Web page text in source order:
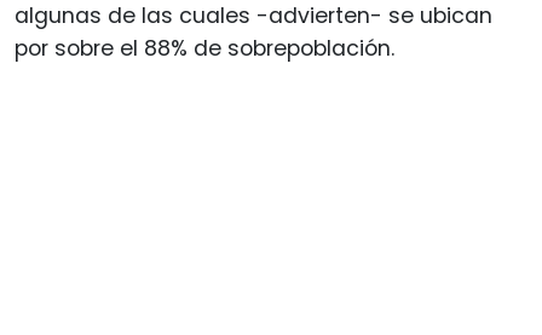
algunas de las cuales -advierten- se ubican
por sobre el 88% de sobrepoblación.